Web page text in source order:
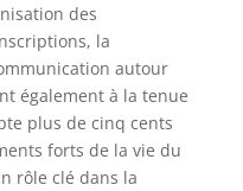
des
la
autour
également à la tenue
plus de cinq cents
forts de la vie du
rôle clé dans la